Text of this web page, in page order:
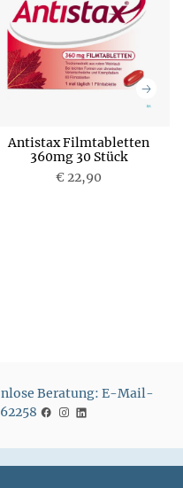
Antistax Filmtabletten
360mg 30 Stück
€ 22,90
P
r
Beratung: E-Mail-